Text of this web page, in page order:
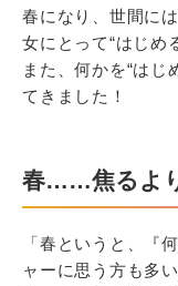
春になり、世間に
女にとって“はじめ
また、何かを“は
てきました！
春……焦るよ
「春というと、
ャーに思う方も多